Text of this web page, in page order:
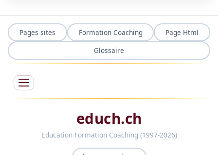
Pages sites Formation Coaching
Page Html
Glossaire
educh.ch
Education Formation Coaching (1997-2026)